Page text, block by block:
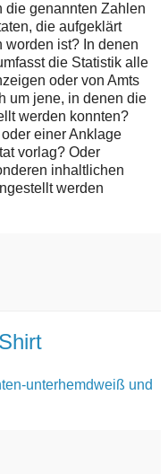
die genannten Zahlen
die aufgeklärt
worden ist? In denen
die Statistik alle
oder von Amts
um jene, in denen die
werden konnten?
einer Anklage
vorlag? Oder
inhaltlichen
werden
unterhemdweiß und